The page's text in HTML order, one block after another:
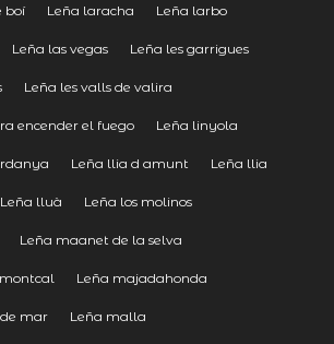
boí Leña laracha Leña larbo
Leña las vegas Leña les garrigues
Leña les valls de valira
encender el fuego Leña linyola
Leña llia d amunt Leña llia
Leña lluà Leña los molinos
Leña maanet de la selva
Leña majadahonda
mar Leña malla